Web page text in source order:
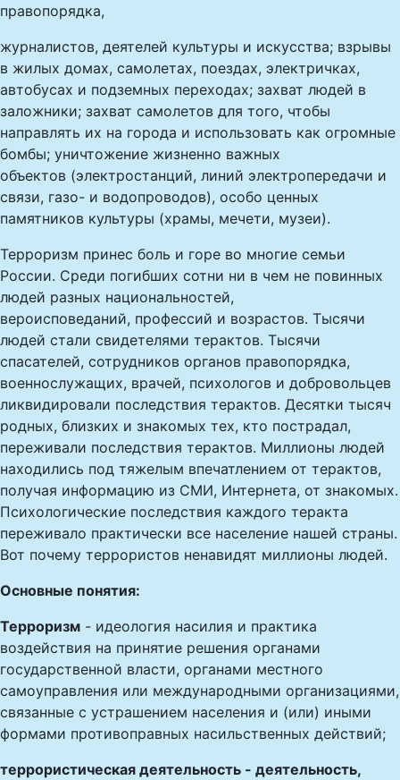
правопорядка,
журналистов, деятелей культуры и искусства; взрывы
в жилых домах, самолетах, поездах, электричках,
автобусах и подземных переходах; захват людей в
заложники; захват самолетов для того, чтобы
направлять их на города и использовать как огромные
бомбы; уничтожение жизненно важных
объектов (электростанций, линий электропередачи и
связи, газо- и водопроводов), особо ценных
памятников культуры (храмы, мечети, музеи).
Терроризм принес боль и горе во многие семьи
России. Среди погибших сотни ни в чем не повинных
людей разных национальностей,
вероисповеданий, профессий и возрастов. Тысячи
людей стали свидетелями терактов. Тысячи
спасателей, сотрудников органов правопорядка,
военнослужащих, врачей, психологов и добровольцев
ликвидировали последствия терактов. Десятки тысяч
родных, близких и знакомых тех, кто пострадал,
переживали последствия терактов. Миллионы людей
находились под тяжелым впечатлением от терактов,
получая информацию из СМИ, Интернета, от знакомых.
Психологические последствия каждого теракта
переживало практически все население нашей страны.
Вот почему террористов ненавидят миллионы людей.
Основные понятия:
Терроризм - идеология насилия и практика
воздействия на принятие решения органами
государственной власти, органами местного
самоуправления или международными организациями,
связанные с устрашением населения и (или) иными
формами противоправных насильственных действий;
террористическая деятельность - деятельность,